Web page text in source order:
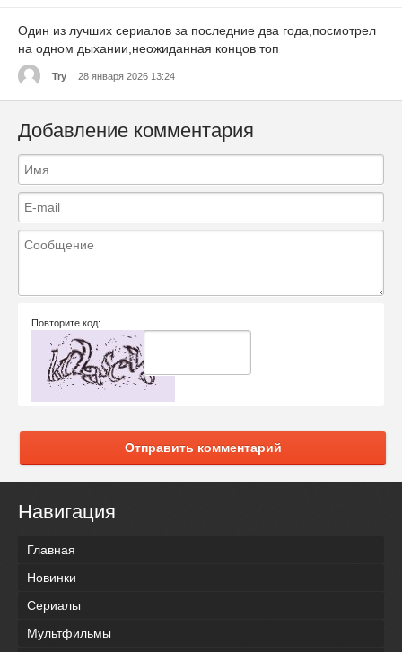
Один из лучших сериалов за последние два года,посмотрел
на одном дыхании,неожиданная концов топ
Try 28 января 2026 13:24
Добавление комментария
Повторите код:
Отправить комментарий
Навигация
Главная
Новинки
Сериалы
Мультфильмы